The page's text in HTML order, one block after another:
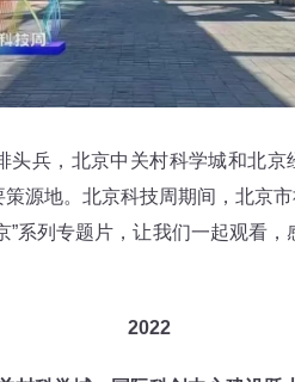
兵，北京中关村科学城和北京
源地。北京科技周期间，北京
系列专题片，让我们一起观看，
2022